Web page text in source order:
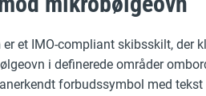
er et IMO-compliant skibsskilt, der
i definerede områder
forbudssymbol med tekst